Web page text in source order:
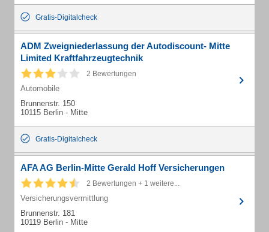
Gratis-Digitalcheck
ADM Zweigniederlassung der Autodiscount- Mitte
Limited Kraftfahrzeugtechnik
2 Bewertungen
Automobile
Brunnenstr. 150
10115 Berlin - Mitte
Gratis-Digitalcheck
AFA AG Berlin-Mitte Gerald Hoff Versicherungen
2 Bewertungen + 1 weitere...
Versicherungsvermittlung
Brunnenstr. 181
10119 Berlin - Mitte